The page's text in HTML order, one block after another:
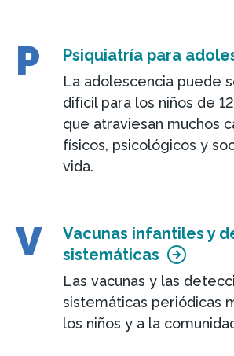
P Psiquiatría para
La adolescencia puede
difícil para los niños de
que atraviesan muchos
físicos, psicológicos y
vida.
V
Vacunas infantiles y
sistemáticas
Las vacunas y las
sistemáticas periódicas
los niños y a la